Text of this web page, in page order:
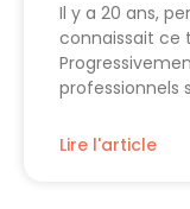
Il y a 20 ans,
connaissait ce
professionnels
Lire l'article